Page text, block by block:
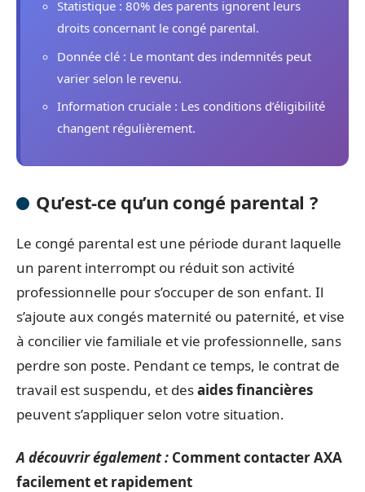
Statistique : 80% des parents ignorent leurs
droits concernant le congé parental.
Donnée clé : Le montant des indemnités peut
varier selon le revenu.
Information cruciale : Les conditions d’éligibilité
changent régulièrement.
Qu’est-ce qu’un congé parental ?
Le congé parental est une période durant laquelle
un parent interrompt ou réduit son activité
professionnelle pour s’occuper de son enfant. Il
s’ajoute aux congés maternité ou paternité, et vise
à concilier vie familiale et vie professionnelle, sans
perdre son poste. Pendant ce temps, le contrat de
travail est suspendu, et desaides financières
peuvent s’appliquer selon votre situation.
A découvrir également : Comment contacter AXA
facilement et rapidement